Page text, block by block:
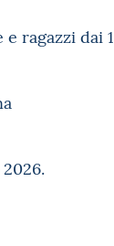
ragazzi dai